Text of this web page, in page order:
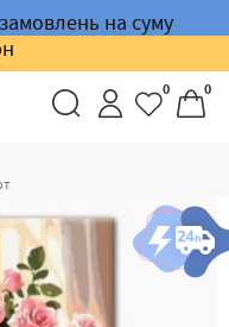
на суму
0 0